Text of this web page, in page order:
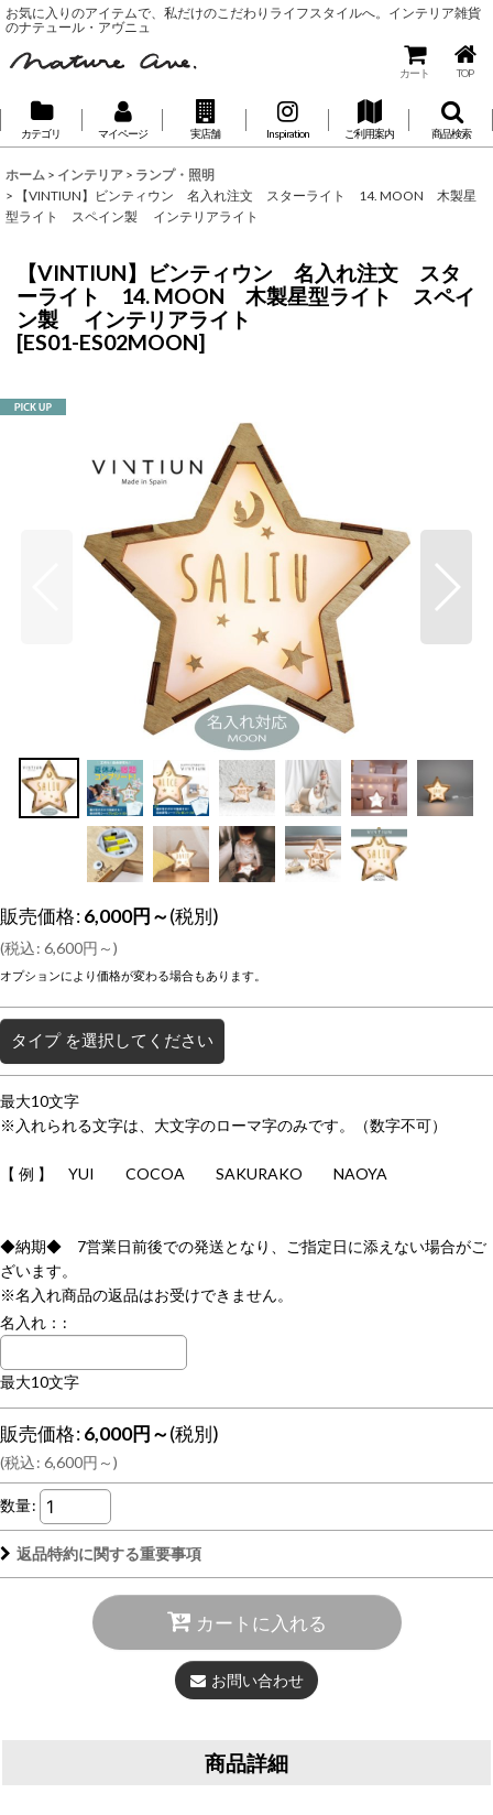
お気に入りのアイテムで、私だけのこだわりライフスタイルへ。インテリア雑貨
のナテュール・アヴニュ
カート TOP
カテゴリ マイページ 実店舗 Inspiration ご利用案内 商品検索
ホーム > インテリア > ランプ・照明
>
【VINTIUN】ビンティウン 名入れ注文 スターライト 14. MOON 木製星
型ライト スペイン製 インテリアライト
【VINTIUN】ビンティウン 名入れ注文 スタ
ーライト 14. MOON 木製星型ライト スペイ
ン製 インテリアライト
[ES01-ES02MOON]
販売価格:6,000円～(税別)
(税込: 6,600円 ～)
オプションにより価格が変わる場合もあります。
タイプ を選択してください
最大10文字
※入れられる文字は、大文字のローマ字のみです。（数字不可）
【 例 】 YUI COCOA SAKURAKO NAOYA
◆納期◆ 7営業日前後での発送となり、ご指定日に添えない場合がご
ざいます。
※名入れ商品の返品はお受けできません。
名入れ： :
最大10文字
販売価格:6,000円～(税別)
(税込: 6,600円 ～)
数量:
返品特約に関する重要事項
カートに入れる
お問い合わせ
商品詳細